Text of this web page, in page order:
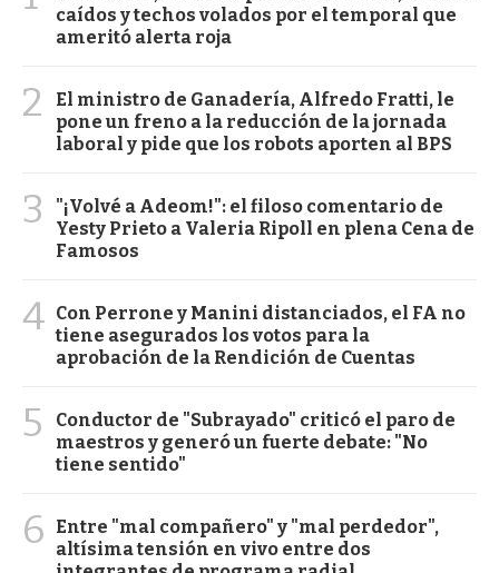
caídos y techos volados por el temporal que
ameritó alerta roja
2
El ministro de Ganadería, Alfredo Fratti, le
pone un freno a la reducción de la jornada
laboral y pide que los robots aporten al BPS
3
"¡Volvé a Adeom!": el filoso comentario de
Yesty Prieto a Valeria Ripoll en plena Cena de
Famosos
4 Con Perrone y Manini distanciados, el FA no
tiene asegurados los votos para la
aprobación de la Rendición de Cuentas
5
Conductor de "Subrayado" criticó el paro de
maestros y generó un fuerte debate: "No
tiene sentido"
6
Entre "mal compañero" y "mal perdedor",
altísima tensión en vivo entre dos